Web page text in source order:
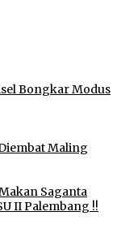
Bongkar Modus
Maling
Saganta
II Palembang !!